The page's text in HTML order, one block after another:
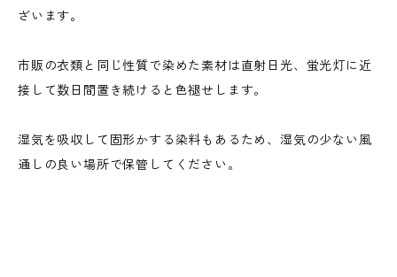
ざいます。
市販の衣類と同じ性質で染めた素材は直射日光、蛍光灯に近
接して数日間置き続けると色褪せします。
湿気を吸収して固形かする染料もあるため、湿気の少ない風
通しの良い場所で保管してください。